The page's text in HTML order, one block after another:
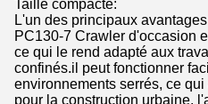
Taille compacte:
L'un des principaux
PC130-7 Crawler d'occasion
ce qui le rend adapté aux
confinés.il peut fonctionner
environnements serrés, ce
pour la construction urbaine,